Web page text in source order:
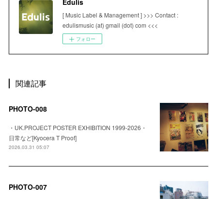
Edulis
[ Music Label & Management ] >>> Contact :
edulismusic (at) gmail (dot) com <<<
フォロー
関連記事
PHOTO-008
・UK.PROJECT POSTER EXHIBITION 1999-2026・
日常など[Kyocera T Proof]
2026.03.31 05:07
PHOTO-007